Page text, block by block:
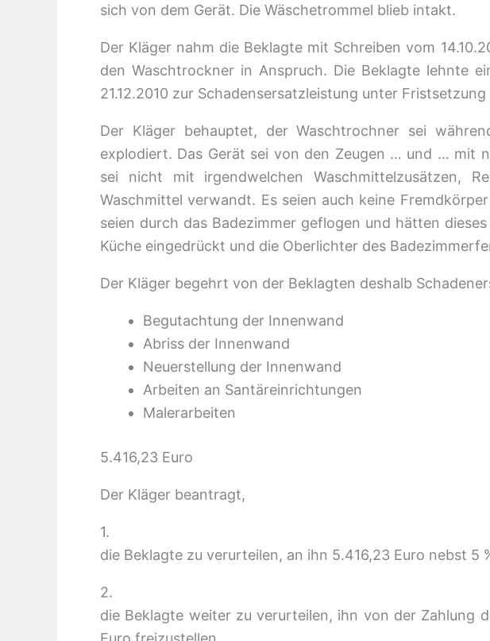
sich von dem Gerät. Die Wäschetrommel blieb intakt.
Der Kläger nahm die Beklagte mit Schreiben vom
den Waschtrockner in Anspruch. Die Beklagte lehnte
21.12.2010 zur Schadensersatzleistung unter
Der Kläger behauptet, der Waschtrochner sei
explodiert. Das Gerät sei von den Zeugen … und … mit
sei nicht mit irgendwelchen Waschmittelzusätzen,
Waschmittel verwandt. Es seien auch keine
seien durch das Badezimmer geflogen und hätten
Küche eingedrückt und die Oberlichter des
Der Kläger begehrt von der Beklagten deshalb
Begutachtung der
Abriss der
Neuerstellung der
Arbeiten an
Malerarbeiten
5.416,23 Euro
Der Kläger beantragt,
1.
die Beklagte zu verurteilen, an ihn 5.416,23 Euro nebst 5
2.
die Beklagte weiter zu verurteilen, ihn von der Zahlung